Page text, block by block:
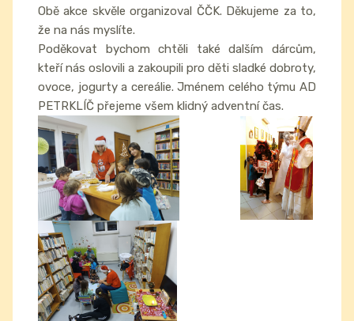
Obě akce skvěle organizoval ČČK. Děkujeme za to,
že na nás myslíte.
Poděkovat bychom chtěli také dalším dárcům,
kteří nás oslovili a zakoupili pro děti sladké dobroty,
ovoce, jogurty a cereálie. Jménem celého týmu AD
PETRKLÍČ přejeme všem klidný adventní čas.